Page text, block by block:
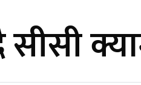
सीसी